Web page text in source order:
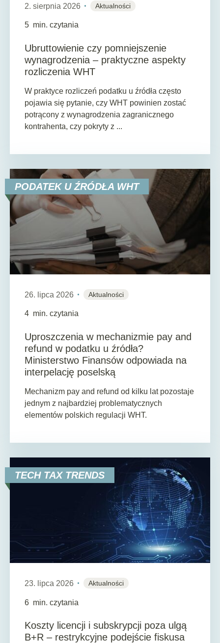
2. sierpnia 2026 Aktualności
5 min. czytania
Ubruttowienie czy pomniejszenie
wynagrodzenia – praktyczne aspekty
rozliczenia WHT
W praktyce rozliczeń podatku u źródła często
pojawia się pytanie, czy WHT powinien zostać
potrącony z wynagrodzenia zagranicznego
kontrahenta, czy pokryty z ...
PODATEK U ŹRÓDŁA WHT
26. lipca 2026 Aktualności
4 min. czytania
Uproszczenia w mechanizmie pay and
refund w podatku u źródła?
Ministerstwo Finansów odpowiada na
interpelację poselską
Mechanizm pay and refund od kilku lat pozostaje
jednym z najbardziej problematycznych
elementów polskich regulacji WHT.
TECH TAX TRENDS
23. lipca 2026 Aktualności
6 min. czytania
Koszty licencji i subskrypcji poza ulgą
B+R – restrykcyjne podejście fiskusa